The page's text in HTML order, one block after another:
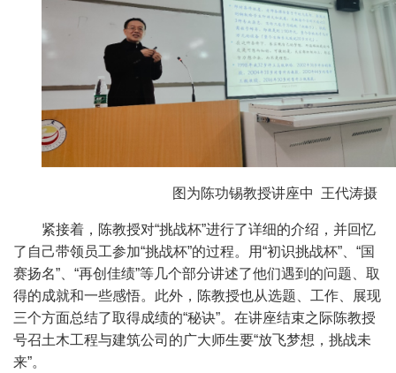
图为陈功锡教授讲座中 王代涛摄
紧接着，陈教授对“挑战杯”进行了详细的介绍，并回忆
了自己带领员工参加“挑战杯”的过程。用“初识挑战杯”、“国
赛扬名”、“再创佳绩”等几个部分讲述了他们遇到的问题、取
得的成就和一些感悟。此外，陈教授也从选题、工作、展现
三个方面总结了取得成绩的“秘诀”。在讲座结束之际陈教授
号召土木工程与建筑公司的广大师生要“放飞梦想，挑战未
来”。